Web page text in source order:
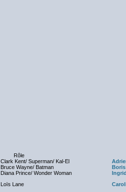
Rôle
Clark Kent/ Superman/ Kal-El
Bruce Wayne/ Batman
Diana Prince/ Wonder Woman
Loïs Lane